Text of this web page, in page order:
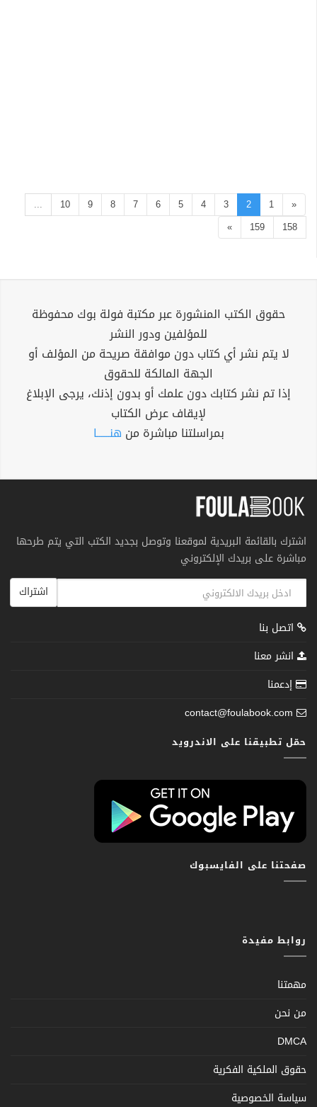
«
1
2
3
4
5
6
7
8
9
10
...
158
159
»
حقوق الكتب المنشورة عبر مكتبة فولة بوك محفوظة
للمؤلفين ودور النشر
لا يتم نشر أي كتاب دون موافقة صريحة من المؤلف أو
الجهة المالكة للحقوق
إذا تم نشر كتابك دون علمك أو بدون إذنك، يرجى الإبلاغ
لإيقاف عرض الكتاب
بمراسلتنا مباشرة من هنــــــا
اشترك بالقائمة البريدية لموقعنا وتوصل بجديد الكتب التي يتم طرحها
مباشرة على بريدك الإلكتروني
اشتراك
اتصل بنا
انشر معنا
إدعمنا
contact@foulabook.com
حمّل تطبيقنا على الاندرويد
صفحتنا على الفايسبوك
روابط مفيدة
مهمتنا
من نحن
DMCA
حقوق الملكية الفكرية
سياسة الخصوصية